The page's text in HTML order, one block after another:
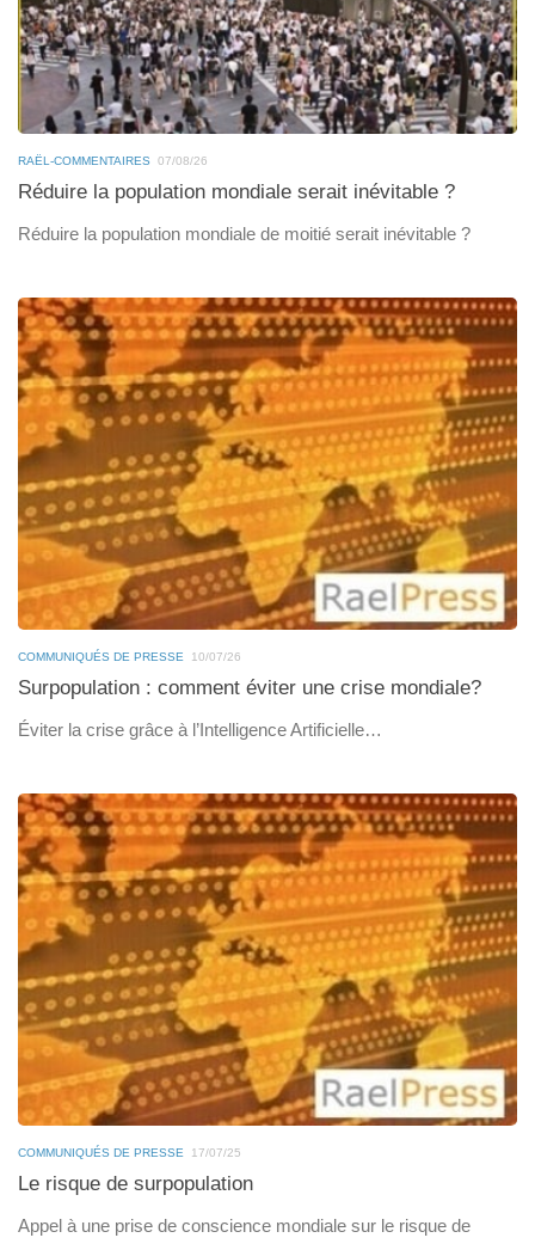
RAËL-COMMENTAIRES 07/08/26
Réduire la population mondiale serait inévitable ?
Réduire la population mondiale de moitié serait inévitable ?
COMMUNIQUÉS DE PRESSE 10/07/26
Surpopulation : comment éviter une crise mondiale?
Éviter la crise grâce à l’Intelligence Artificielle…
COMMUNIQUÉS DE PRESSE 17/07/25
Le risque de surpopulation
Appel à une prise de conscience mondiale sur le risque de